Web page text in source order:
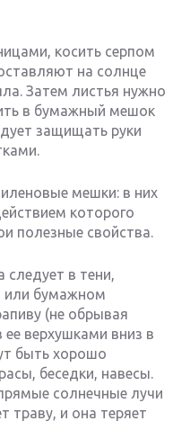
косить серпом
на солнце
Затем листья нужно
в бумажный мешок
защищать руки
мешки: в них
которого
полезные свойства.
следует в тени,
или бумажном
(не обрывая
ее верхушками вниз в
быть хорошо
беседки, навесы.
солнечные лучи
траву, и она теряет